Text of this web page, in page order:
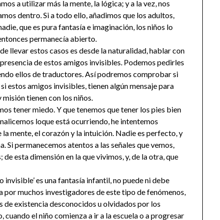
a utilizar más la mente, la lógica; y a la vez, nos
dentro. Si a todo ello, añadimos que los adultos,
que es pura fantasía e imaginación, los niños lo
permanecía abierto.
llevar estos casos es desde la naturalidad, hablar con
de estos amigos invisibles. Podemos pedirles
ellos de traductores. Así podremos comprobar si
estos amigos invisibles, tienen algún mensaje para
tienen con los niños.
tener miedo. Y que tenemos que tener los pies bien
loque está ocurriendo, he intentemos
mente, el corazón y la intuición. Nadie es perfecto, y
Si permanecemos atentos a las señales que vemos,
esta dimensión en la que vivimos, y, de la otra, que
invisible’ es una fantasía infantil, no puede ni debe
muchos investigadores de este tipo de fenómenos,
de existencia desconocidos u olvidados por los
el niño comienza a ir a la escuela o a progresar